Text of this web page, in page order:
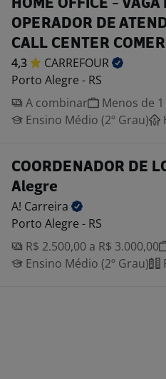
HOME OFFICE - VAGA
OPERADOR DE
CALL CENTER
4,3
CARREFOUR
Porto Alegre - RS
A combinar
Menos de
Ensino Médio (2º Grau)
COORDENADOR DE
Alegre
A! Carreira
Porto Alegre - RS
R$ 2.500,00 a R$ 3.000,00
Ensino Médio (2º Grau)